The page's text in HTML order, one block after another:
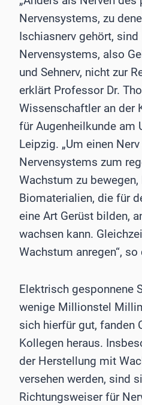
Nervensystems, zu
Ischiasnerv gehört,
Nervensystems, also
und Sehnerv, nicht zur
erklärt Professor Dr.
Wissenschaftler an der
für Augenheilkunde am
Leipzig. „Um einen
Nervensystems zum
Wachstum zu
Biomaterialien, die für
eine Art Gerüst bilden,
wachsen kann.
Wachstum anregen“, so
Elektrisch gesponnene
wenige Millionstel
sich hierfür gut, fanden
Kollegen heraus.
der Herstellung mit
versehen werden, sind
Richtungsweiser für